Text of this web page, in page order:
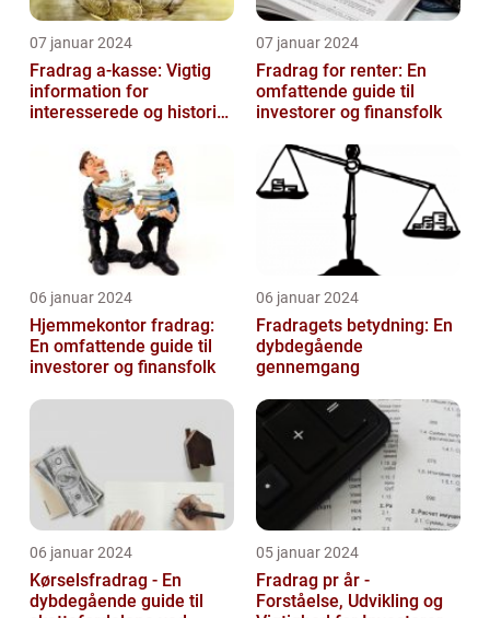
07 januar 2024
Fradrag a-kasse: Vigtig
information for
interesserede og historisk
07 januar 2024
Fradrag for renter: En
omfattende guide til
investorer og finansfolk
06 januar 2024
Hjemmekontor fradrag:
En omfattende guide til
investorer og finansfolk
06 januar 2024
Fradragets betydning: En
dybdegående
gennemgang
06 januar 2024
Kørselsfradrag - En
dybdegående guide til
05 januar 2024
Fradrag pr år -
Forståelse, Udvikling og